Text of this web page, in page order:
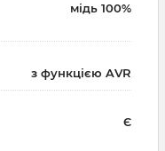
мідь 100%
з функцією AVR
Є